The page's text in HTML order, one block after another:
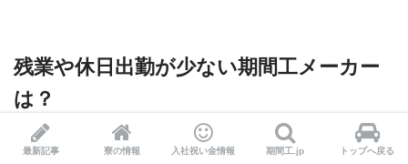
残業や休日出勤が少ない期間工メーカー
は？
ではそもそも残業をするしないとか断り方が重要とかの話
最新記事 寮の情報 入社祝い金情報 期間工.jp トップへ戻る